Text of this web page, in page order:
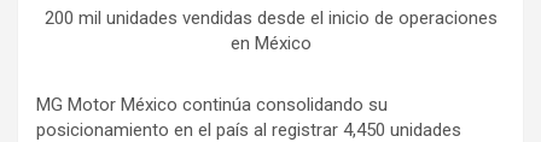
200 mil unidades vendidas desde el inicio de operaciones
en México
MG Motor México continúa consolidando su
posicionamiento en el país al registrar 4,450 unidades